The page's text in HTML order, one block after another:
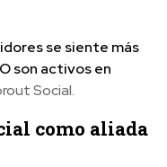
se siente más
son activos en
Social.
como aliada